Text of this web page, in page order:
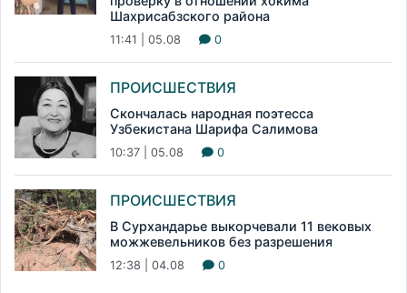
Шахрисабзского района
11:41 | 05.08 0
ПРОИСШЕСТВИЯ
Скончалась народная поэтесса
Узбекистана Шарифа Салимова
10:37 | 05.08 0
ПРОИСШЕСТВИЯ
В Сурхандарье выкорчевали 11 вековых
можжевельников без разрешения
12:38 | 04.08 0